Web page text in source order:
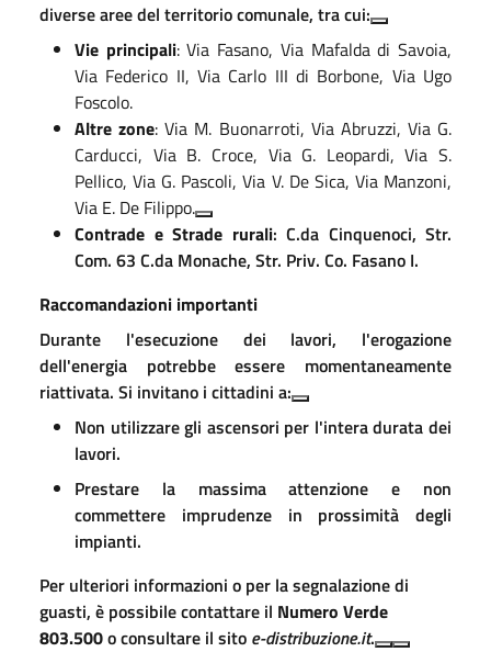
diverse aree del territorio comunale, tra cui:
Vie principali: Via Fasano, Via Mafalda di Savoia,
Via Federico II, Via Carlo III di Borbone, Via Ugo
Foscolo.
Altre zone: Via M. Buonarroti, Via Abruzzi, Via G.
Carducci, Via B. Croce, Via G. Leopardi, Via S.
Pellico, Via G. Pascoli, Via V. De Sica, Via Manzoni,
Via E. De Filippo.
Contrade e Strade rurali: C.da Cinquenoci, Str.
Com. 63 C.da Monache, Str. Priv. Co. Fasano I.
Raccomandazioni importanti
Durante l'esecuzione dei lavori, l'erogazione
dell'energia potrebbe essere momentaneamente
riattivata. Si invitano i cittadini a:
Non utilizzare gli ascensori per l'intera durata dei
lavori.
Prestare la massima attenzione e non
commettere imprudenze in prossimità degli
impianti.
Per ulteriori informazioni o per la segnalazione di
guasti, è possibile contattare il Numero Verde
803.500o consultare il sito e-distribuzione.it.